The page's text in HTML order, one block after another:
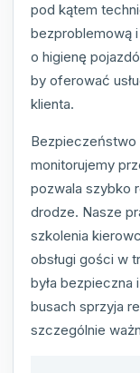
pod kątem
bezproblemową
o higienę
by oferować
klienta.
monitorujemy
pozwala szybko
drodze. Nasze
szkolenia
obsługi gości w
była
busach sprzyja
szczególnie